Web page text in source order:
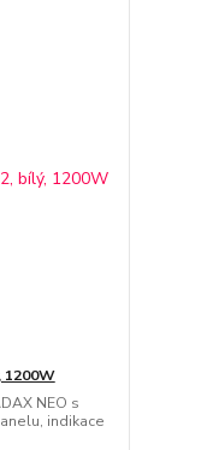
1200W
NEO s
indikace